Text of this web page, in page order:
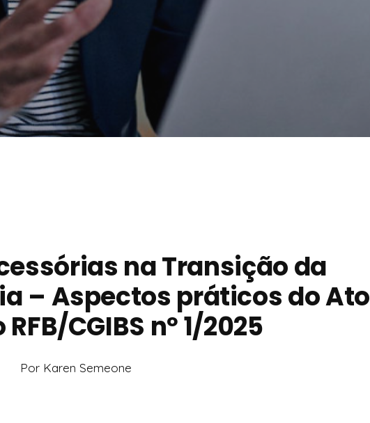
na Transição da
– Aspectos práticos do Ato
CGIBS nº 1/2025
Por Karen Semeone